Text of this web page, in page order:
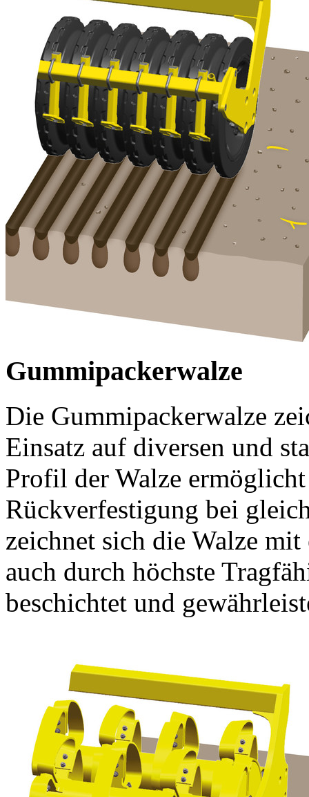
Gummipackerwalze
Die Gummipackerwalze
Einsatz auf diversen und
Profil der Walze
Rückverfestigung bei
zeichnet sich die Walze
auch durch höchste
beschichtet und